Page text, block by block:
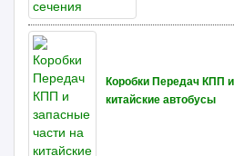
Коробки Передач КПП
китайские автобусы